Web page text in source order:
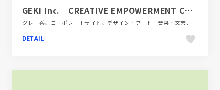
GEKI Inc.｜CREATIVE EMPOWERMENT COMPANY
グレー系、コーポレートサイト、デザイン・アート・音楽・文芸、ポップ、モーション多め、手書き・ハンドメイド
DETAIL